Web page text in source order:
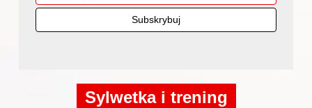
Sylwetka i trening